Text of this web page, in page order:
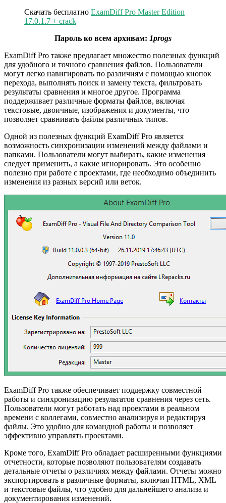
Скачать бесплатно ExamDiff Pro Master Edition
17.0.1.7 + crack
Пароль ко всем архивам: 1progs
ExamDiff Pro также предлагает множество полезных функций
для удобного и точного сравнения файлов. Пользователи
могут легко навигировать по различиям с помощью кнопок
перехода, выполнять поиск и замену текста, фильтровать
результаты сравнения и многое другое. Программа
поддерживает различные форматы файлов, включая
текстовые, двоичные, изображения и документы, что
позволяет сравнивать файлы различных типов.
Одной из полезных функций ExamDiff Pro является
возможность синхронизации изменений между файлами и
папками. Пользователи могут выбирать, какие изменения
следует применить, а какие игнорировать. Это особенно
полезно при работе с проектами, где необходимо объединить
изменения из разных версий или веток.
ExamDiff Pro также обеспечивает поддержку совместной
работы и синхронизацию результатов сравнения через сеть.
Пользователи могут работать над проектами в реальном
времени с коллегами, совместно анализируя и редактируя
файлы. Это удобно для командной работы и позволяет
эффективно управлять проектами.
Кроме того, ExamDiff Pro обладает расширенными функциями
отчетности, которые позволяют пользователям создавать
детальные отчеты о различиях между файлами. Отчеты можно
экспортировать в различные форматы, включая HTML, XML
и текстовые файлы, что удобно для дальнейшего анализа и
документирования изменений.